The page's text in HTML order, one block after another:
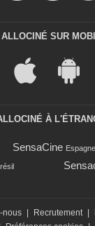
ALLOCINÉ SUR
À
SensaCine Espagne
nous Recrutement